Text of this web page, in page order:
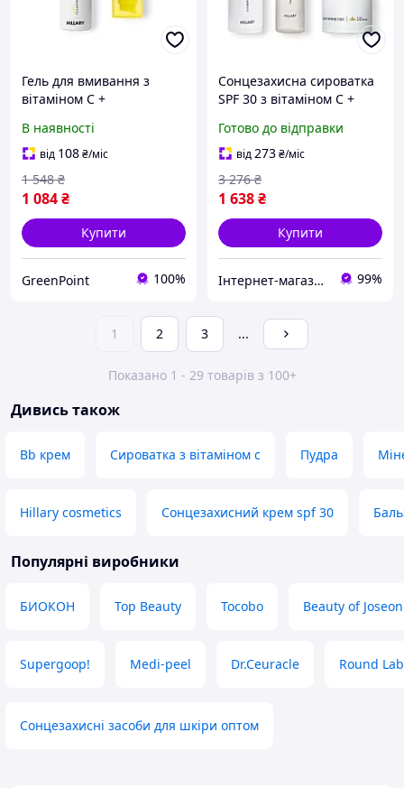
Гель для вмивання з
вітаміном С +
обличчя SPF 30+
В наявності
від 108₴/міс
1 084₴
1 548 ₴
Купити
GreenPoint 100%
Сонцезахисна сироватка
SPF 30 з вітаміном С +
догляду за шкірою
обличчя нормального
типу Hillary
Готово до відправки
від273₴/міс
1 638₴
3 276 ₴
Купити
Інтернет-магазин FlashBuy 99%
1 2 3 ...
Показано 1 - 29 товарів з 100+
Дивись також
Bb крем Сироватка з вітаміном с Пудра
Hillary cosmetics Сонцезахисний крем spf 30
Популярні виробники
БИОКОН Top Beauty Tocobo Beauty of Joseon
Supergoop! Medi-peel Dr.Ceuracle Round Lab
Сонцезахисні засоби для шкіри оптом